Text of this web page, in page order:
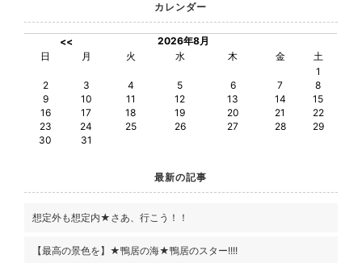
カレンダー
<<
2026年8月
日
月 火 水 木 金
土
1
2
3 4 5 6 7
8
9
10 11 12 13 14
15
16
17 18 19 20 21
22
23
24 25 26 27 28
29
30
31
最新の記事
想定外も想定内★さあ、行こう！！
【最高の景色を】★鴨居の海★鴨居のスター!!!!